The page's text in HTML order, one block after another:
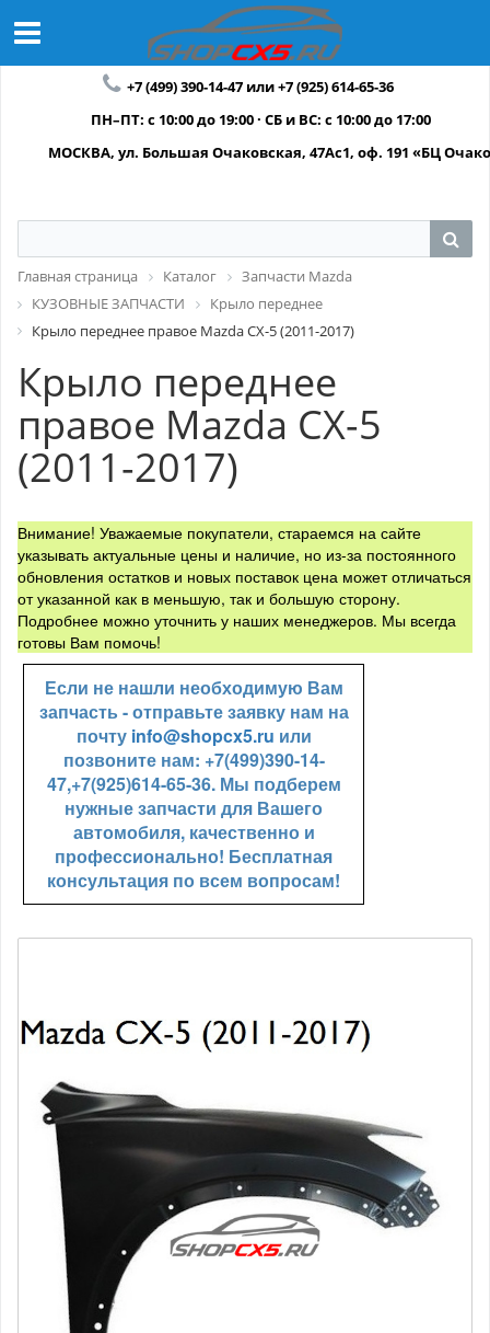
+7 (499) 390-14-47 или +7 (925) 614-65-36
ПН–ПТ: с 10:00 до 19:00 · СБ и ВС: с 10:00 до 17:00
МОСКВА, ул. Большая Очаковская, 47Ас1, оф. 191 «БЦ
Главная страница Каталог
Запчасти Mazda
КУЗОВНЫЕ ЗАПЧАСТИ
Крыло переднее
Крыло переднее правое Mazda CX-5 (2011-2017)
Крыло переднее
правое Mazda CX-5
(2011-2017)
Внимание! Уважаемые покупатели, стараемся на сайте
указывать актуальные цены и наличие, но из-за постоянного
обновления остатков и новых поставок цена может отличаться
от указанной как в меньшую, так и большую сторону.
Подробнее можно уточнить у наших менеджеров. Мы всегда
готовы Вам помочь!
Если не нашли необходимую Вам
запчасть - отправьте заявку нам на
почту info@shopcx5.ru или
позвоните нам: +7(499)390-14-
47,+7(925)614-65-36. Мы подберем
нужные запчасти для Вашего
автомобиля, качественно и
профессионально! Бесплатная
консультация по всем вопросам!